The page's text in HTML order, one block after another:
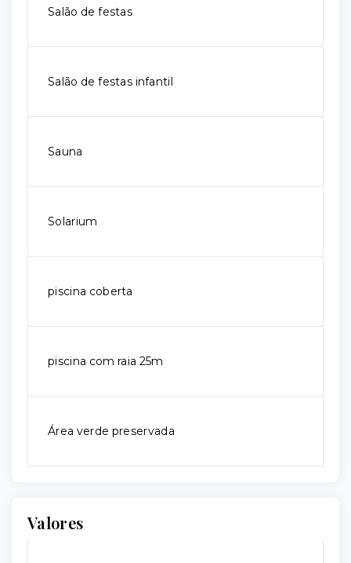
Salão de festas
Salão de festas infantil
Sauna
Solarium
piscina coberta
piscina com raia 25m
Área verde preservada
Valores